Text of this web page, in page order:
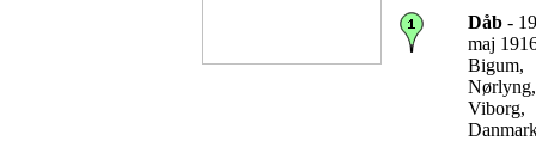
Dåb - 19
maj
Bigum,
Nørlyng,
Viborg,